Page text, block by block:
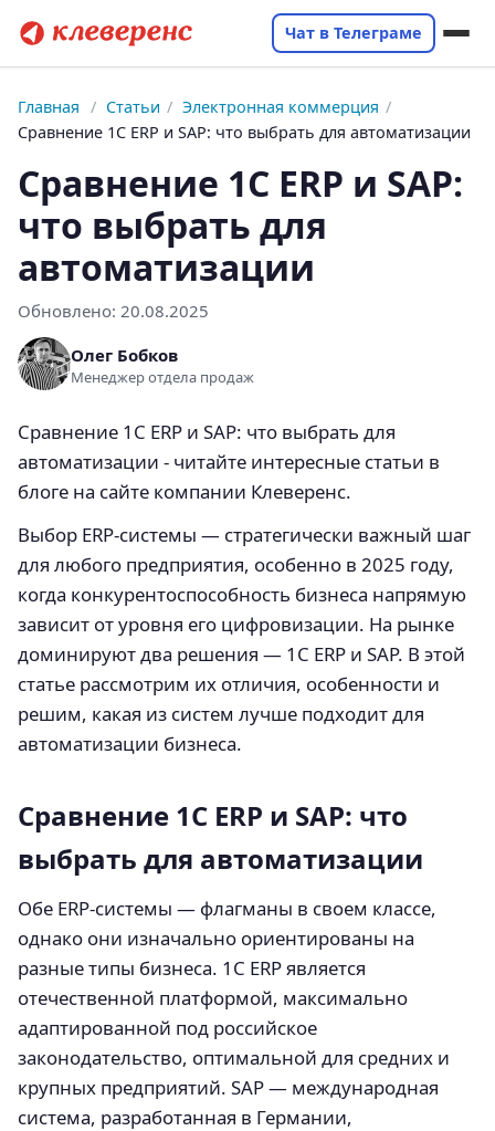
Чат в Телеграме
Главная / Статьи / Электронная коммерция /
Сравнение 1С ERP и SAP: что выбрать для автоматизации
Сравнение 1С ERP и SAP:
что выбрать для
автоматизации
Обновлено: 20.08.2025
Олег Бобков
Менеджер отдела продаж
Сравнение 1С ERP и SAP: что выбрать для
автоматизации - читайте интересные статьи в
блоге на сайте компании Клеверенс.
Выбор ERP-системы — стратегически важный шаг
для любого предприятия, особенно в 2025 году,
когда конкурентоспособность бизнеса напрямую
зависит от уровня его цифровизации. На рынке
доминируют два решения — 1С ERP и SAP. В этой
статье рассмотрим их отличия, особенности и
решим, какая из систем лучше подходит для
автоматизации бизнеса.
Сравнение 1С ERP и SAP: что
выбрать для автоматизации
Обе ERP-системы — флагманы в своем классе,
однако они изначально ориентированы на
разные типы бизнеса. 1С ERP является
отечественной платформой, максимально
адаптированной под российское
законодательство, оптимальной для средних и
крупных предприятий. SAP — международная
система, разработанная в Германии,